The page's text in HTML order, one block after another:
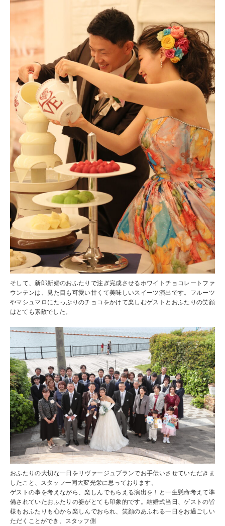
そして、新郎新婦のおふたりで注ぎ完成させるホワイトチョコレートファ
ウンテンは、見た目も可愛い甘くて美味しいスイーツ演出です。フルーツ
やマシュマロにたっぷりのチョコをかけて楽しむゲストとおふたりの笑顔
はとても素敵でした。
おふたりの大切な一日をリヴァージュブランでお手伝いさせていただきま
したこと、スタッフ一同大変光栄に思っております。
ゲストの事を考えながら、楽しんでもらえる演出を！と一生懸命考えて準
備されていたおふたりの姿がとても印象的です。結婚式当日、ゲストの皆
様もおふたりも心から楽しんでおられ、笑顔のあふれる一日をお過ごしい
ただくことができ、スタッフ側